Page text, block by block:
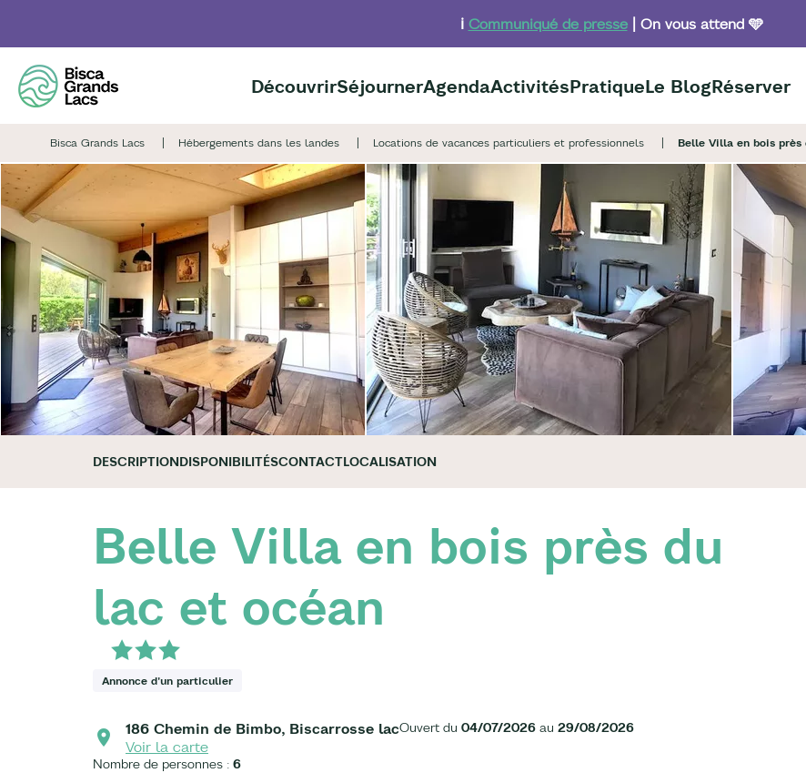
contenu
principal
ℹ️ Communiqué de presse| On vous attend 🩵
DécouvrirSéjournerAgendaActivitésPratiqueLe BlogRéserver
Bisca Grands Lacs Hébergements dans les landes Locations de vacances particuliers et professionnels Belle Villa en bois près
DESCRIPTIONDISPONIBILITÉSCONTACTLOCALISATION
Belle Villa en bois près du
lac et océan
Annonce d'un particulier
186 Chemin de Bimbo, Biscarrosse lac
Voir la carte
Ouvert du 04/07/2026 au 29/08/2026
Nombre de personnes : 6